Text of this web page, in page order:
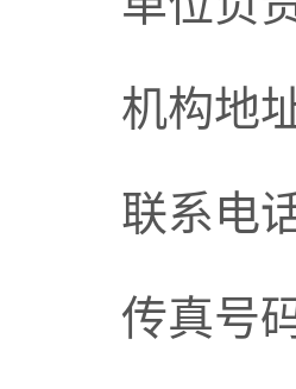
机构地
联系电
传真号